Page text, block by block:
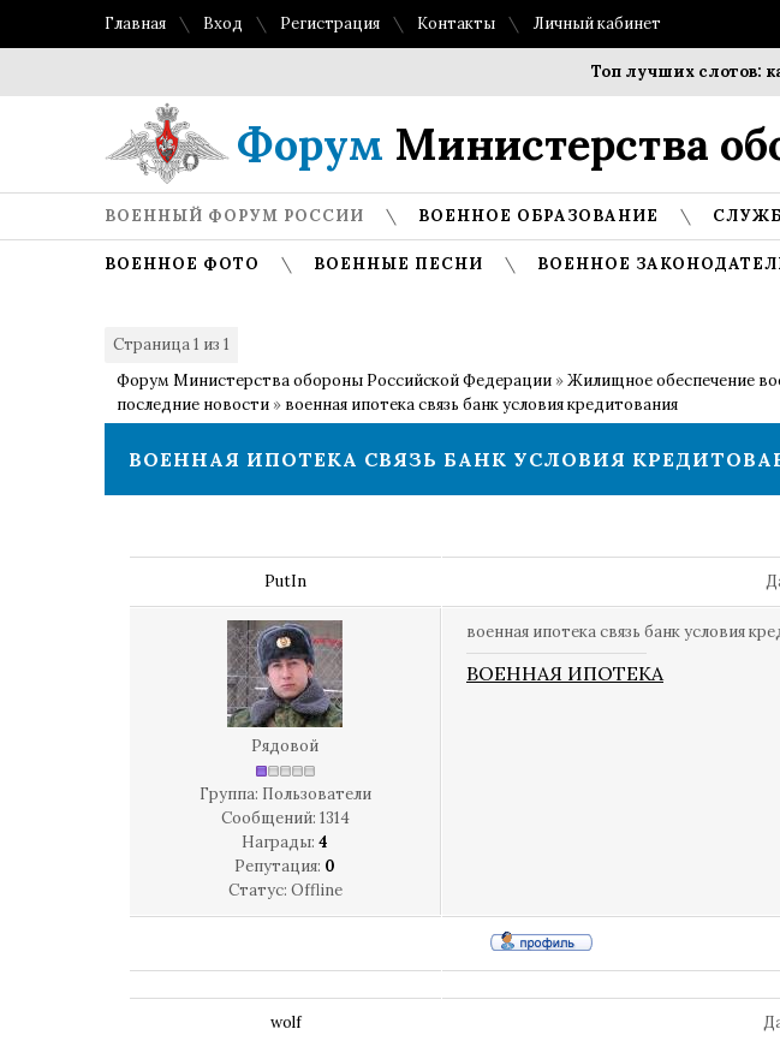
Главная Вход Регистрация Контакты Личный кабинет
Топ лучших слотов:
Форум Министерства
ВОЕННЫЙ ФОРУМ РОССИИ ВОЕННОЕ ОБРАЗОВАНИЕ
ВОЕННОЕ ФОТО ВОЕННЫЕ ПЕСНИ ВОЕННОЕ
Страница1 из 1
Форум Министерства обороны Российской Федерации »Жилищное обеспечение
последние новости » военная ипотека связь банк условия кредитования
ВОЕННАЯ ИПОТЕКА СВЯЗЬ БАНК УСЛОВИЯ
PutIn
Рядовой
Группа: Пользователи
Сообщений: 1314
Награды: 4
Репутация: 0
Статус: Offline
военная ипотека связь банк условия
ВОЕННАЯ ИПОТЕКА
wolf